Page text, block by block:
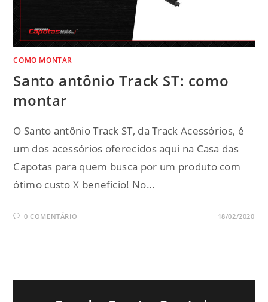
COMO MONTAR
Santo antônio Track ST: como
montar
O Santo antônio Track ST, da Track Acessórios, é
um dos acessórios oferecidos aqui na Casa das
Capotas para quem busca por um produto com
ótimo custo X benefício! No…
0 COMENTÁRIO 18/02/2020